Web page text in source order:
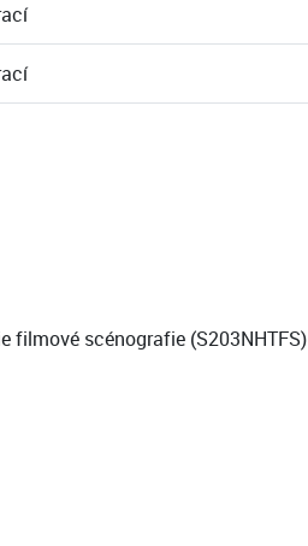
filmové scénografie (S203NHTFS)